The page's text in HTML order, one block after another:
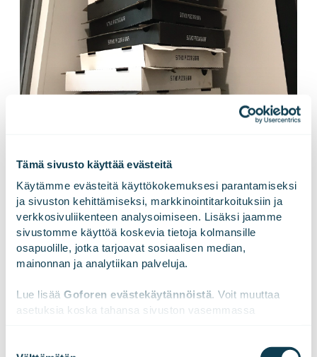
Tämä sivusto käyttää evästeitä
Käytämme evästeitä käyttökokemuksesi parantamiseksi
ja sivuston kehittämiseksi, markkinointitarkoituksiin ja
verkkosivuliikenteen analysoimiseen. Lisäksi jaamme
sivustomme käyttöä koskevia tietoja kolmansille
osapuolille, jotka tarjoavat sosiaalisen median,
mainonnan ja analytiikan palveluja.
Lue lisää Goforen evästekäytännöistä. Voit muuttaa
asetuksia koska tahansa sivuston vasemmassa
#GOFOREKESÄ 10.-11.6.
Yksi vuoden kohokohdista on ehdottomasti Goforen
kesäjuhlat. Kesäjuhlissa kuuluu olla rento meno ja lähes
koko firman kokoinen palju. Tänä kesänä kesäjuhlat
vietettiin kesän aurinkoisimpana päivänä
Ohjelmassa oli iloista kesätekemistä: Suppailua,
lentopalloa, kuplafutista, frisbeegolfia, sumopainia,
saunamaailma, DJ ja tanssia. Rantalavalla esiintymässä